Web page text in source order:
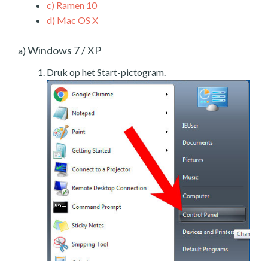
c) Ramen 10
d) Mac OS X
a) Windows 7 / XP
Druk op het Start-pictogram.